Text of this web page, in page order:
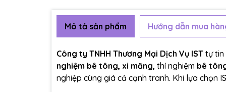
Mô tả sản phẩm Hướng dẫn mua
Công ty TNHH Thương Mại Dịch Vụ IST tự tin
nghiệm bê tông, xi măng, thí nghiệm bê
nghiệp cùng giá cả cạnh tranh. Khi lựa chọn